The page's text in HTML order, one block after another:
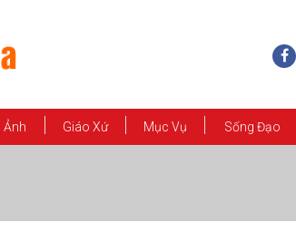
Ảnh Giáo Xứ Mục Vụ Sống Đạo